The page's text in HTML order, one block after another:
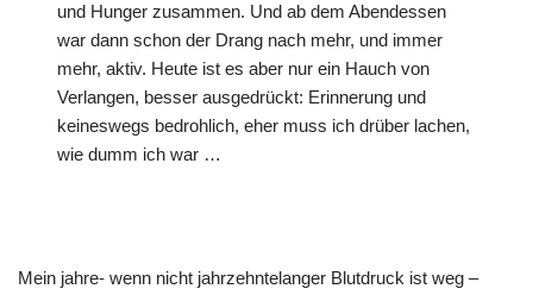
und Hunger zusammen. Und ab dem Abendessen
war dann schon der Drang nach mehr, und immer
mehr, aktiv. Heute ist es aber nur ein Hauch von
Verlangen, besser ausgedrückt: Erinnerung und
keineswegs bedrohlich, eher muss ich drüber lachen,
wie dumm ich war …
Mein jahre- wenn nicht jahrzehntelanger Blutdruck ist weg –